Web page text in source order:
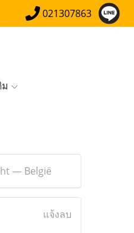
021307863
ม
— België
แจ้งลบ